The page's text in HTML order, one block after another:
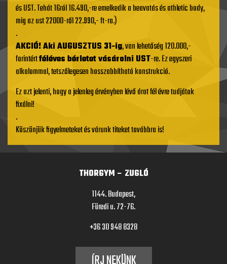
és UST. Tehát 16ról 16.490,-re emelkedik a beavatás és athletic body,
mig az ust 22000-ről 22.990,- ft-ra.)
.
AKCIÓ! Aki AUGUSZTUS 31-ig, van lehetőség 120.000,-
forintértféléves bérletet vásárolni UST-re. Ez egyszeri
alkalommal, tetszőlegesen hosszabbítható konstrukció.
Ez azt jelenti, hogy a jelenleg érvényben lévő árat fél évre tudjátok
fixálni!
.
Köszönjük figyelmeteket és várunk titeket továbbra is!
THORGYM – ZUGLÓ
1144. Budapest,
Füredi u. 72-76.
+36 30 948 8328